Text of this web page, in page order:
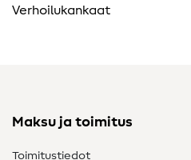
Verhoilukankaat
Maksu ja toimitus
Toimitustiedot